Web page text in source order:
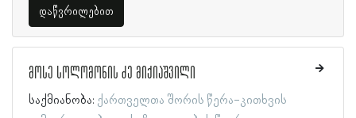
დაწვრილებით
მოსე სოლომონის ძე მიქიაშვილი
საქმიანობა: ქართველთა შორის წერა-კითხვის